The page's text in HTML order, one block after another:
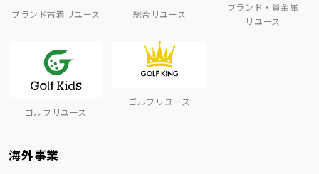
ブランド古着リユース 総合リユース
ブランド・貴金属
リユース
ゴルフリユース
ゴルフリユース
海外事業